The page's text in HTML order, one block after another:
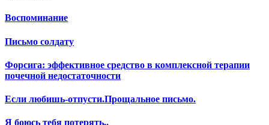
Воспоминание
Письмо солдату
Форсига: эффективное средство в комплексной терапии
почечной недостаточности
Если любишь-отпусти.Прощальное письмо.
Я боюсь тебя потерять..